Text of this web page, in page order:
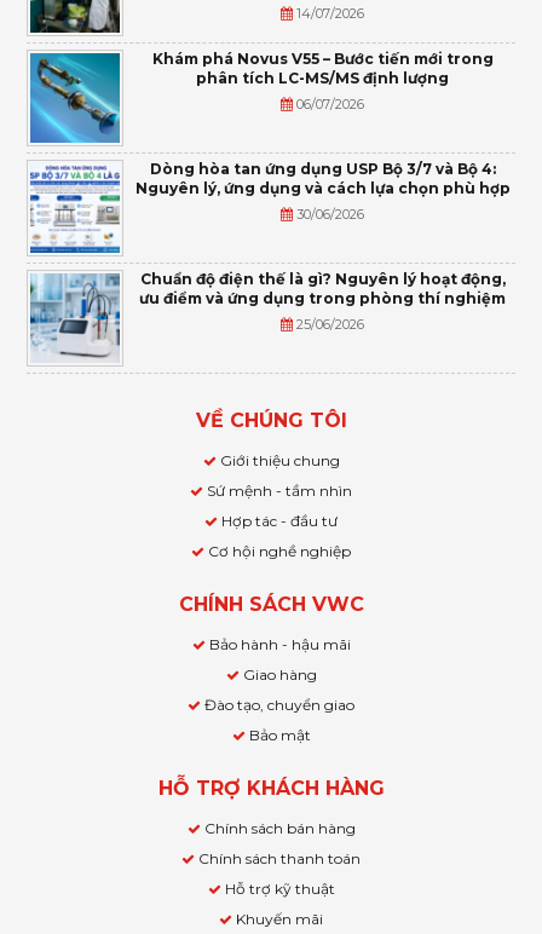
14/07/2026
Khám phá Novus V55 – Bước tiến mới trong
phân tích LC-MS/MS định lượng
06/07/2026
Dòng hòa tan ứng dụng USP Bộ 3/7 và Bộ 4:
Nguyên lý, ứng dụng và cách lựa chọn phù hợp
30/06/2026
Chuẩn độ điện thế là gì? Nguyên lý hoạt động,
ưu điểm và ứng dụng trong phòng thí nghiệm
25/06/2026
VỀ CHÚNG TÔI
Giới thiệu chung
Sứ mệnh - tầm nhìn
Hợp tác - đầu tư
Cơ hội nghề nghiệp
CHÍNH SÁCH VWC
Bảo hành - hậu mãi
Giao hàng
Đào tạo, chuyển giao
Bảo mật
HỖ TRỢ KHÁCH HÀNG
Chính sách bán hàng
Chính sách thanh toán
Hỗ trợ kỹ thuật
Khuyến mãi